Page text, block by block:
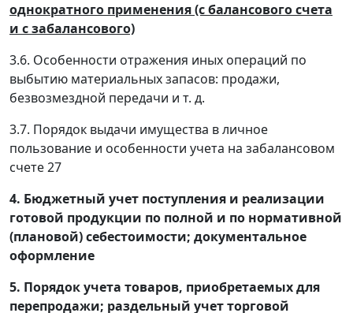
однократного применения (с балансового счета
и с забалансового)
3.6. Особенности отражения иных операций по
выбытию материальных запасов: продажи,
безвозмездной передачи и т. д.
3.7. Порядок выдачи имущества в личное
пользование и особенности учета на забалансовом
счете 27
4. Бюджетный учет поступления и реализации
готовой продукции по полной и по нормативной
(плановой) себестоимости; документальное
оформление
5. Порядок учета товаров, приобретаемых для
перепродажи; раздельный учет торговой